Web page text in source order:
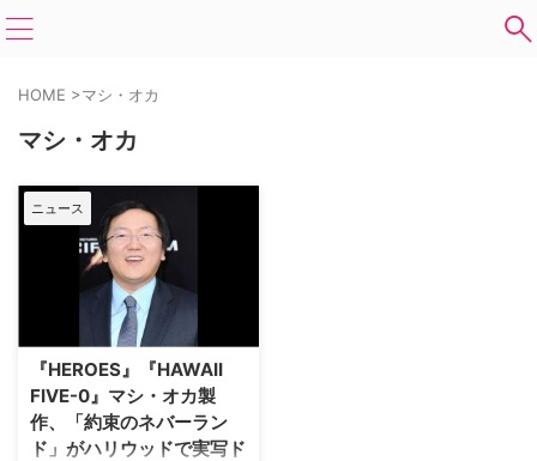
HOME >マシ・オカ
マシ・オカ
ニュース
『HEROES』『HAWAII
FIVE-0』マシ・オカ製
作、「約束のネバーラン
ド」がハリウッドで実写ド